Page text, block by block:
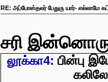
RE: அப்போஸ்தலர் பேதுரு யார்- எல்லாமே
சரி இன்னொரு
லூக்கா4: பின்பு